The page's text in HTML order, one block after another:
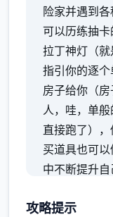
险家并遇到
可以历练抽
拉丁神灯（就
指引你的逐
房子给你（
人，哇，单
直接跑了）
买道具也可
中不断提升
攻略提示